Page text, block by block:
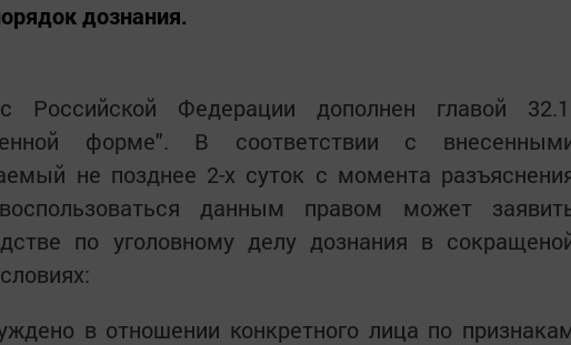
дознания.
Российской Федерации дополнен главой
форме". В соответствии с
не позднее 2-х суток с момента
данным правом может
по уголовному делу дознания в
в отношении конкретного лица по